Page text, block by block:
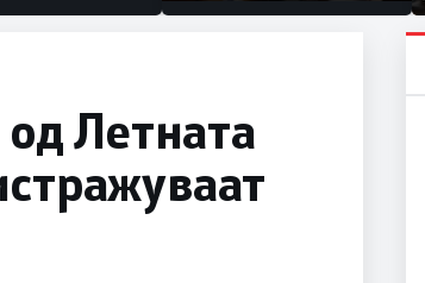
половина тунел во слепа
Летната